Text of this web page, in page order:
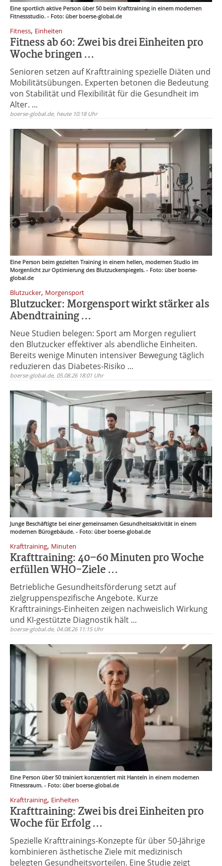
Eine sportlich aktive Person über 50 beim Krafttraining in einem modernen
Fitnessstudio. - Foto: über boerse-global.de
Fitness, Einheiten
Fitness ab 60: Zwei bis drei Einheiten pro
Woche bringen ...
Senioren setzen auf Krafttraining spezielle Diäten und
Mobilitätsübungen. Experten betonen die Bedeutung
von Stabilität und Flexibilität für die Gesundheit im
Alter. ...
boerse-global.de, heute 10:18 Uhr
Eine Person beim gezielten Training in einem hellen, modernen Studio im
Morgenlicht zur Optimierung des Blutzuckerspiegels. - Foto: über boerse-
global.de
Blutzucker, Morgensport
Blutzucker: Morgensport wirkt stärker als
Abendtraining ...
Neue Studien belegen: Sport am Morgen reguliert
den Blutzucker effektiver als abendliche Einheiten.
Bereits wenige Minuten intensiver Bewegung täglich
reduzieren das Diabetes-Risiko ...
boerse-global.de, 05.08.26 18:01 Uhr
Junge Beschäftigte bei einer gemeinsamen Gesundheitsaktivität in einem
modernen Bürogebäude. - Foto: über boerse-global.de
Krafttraining, Minuten
Krafttraining: 40–60 Minuten pro Woche
erfüllen WHO-Ziele ...
Betriebliche Gesundheitsförderung setzt auf
zielgruppenspezifische Angebote. Kurze
Krafttrainings-Einheiten zeigen nachweislich Wirkung
und KI-gestützte Diagnostik hält ...
boerse-global.de, 04.08.26 11:15 Uhr
Eine Person über 50 trainiert konzentriert mit Hanteln in einem modernen
Fitnessraum. - Foto: über boerse-global.de
Krafttraining, Einheiten
Krafttraining: Zwei bis drei Einheiten pro
Woche für Erfolg ...
Spezielle Krafttrainings-Konzepte für über 50-Jährige
kombinieren ästhetische Ziele mit medizinisch
belegten Gesundheitsvorteilen. Eine Studie zeigt